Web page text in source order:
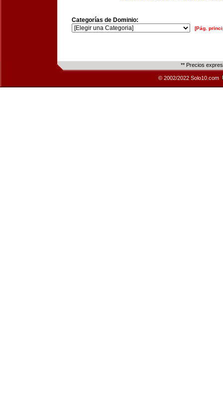
Categorías de Dominio:
[Pág.
** Precios
© 2002/2022 Solo10.com